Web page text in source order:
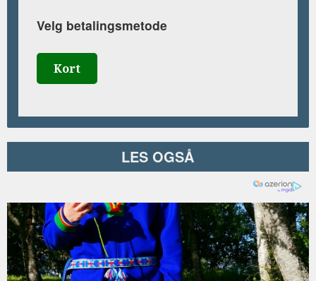
Velg betalingsmetode
Kort
LES OGSÅ